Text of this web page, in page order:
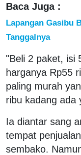
Baca Juga :
Lapangan Gasibu
Tanggalnya
"Beli 2 paket, isi
harganya Rp55
paling murah
ribu kadang ada
Ia diantar sang
tempat penjualan
sembako.